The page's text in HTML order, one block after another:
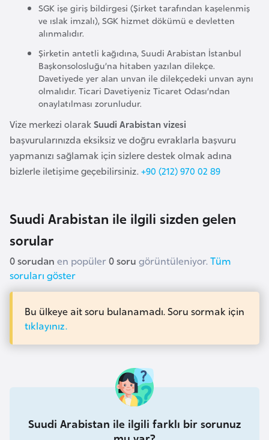
SGK işe giriş bildirgesi (Şirket tarafından kaşelenmiş
ve ıslak imzalı), SGK hizmet dökümü e devletten
alınmalıdır.
Şirketin antetli kağıdına, Suudi Arabistan İstanbul
Başkonsolosluğu’na hitaben yazılan dilekçe.
Davetiyede yer alan unvan ile dilekçedeki unvan aynı
olmalıdır. Ticari Davetiyeniz Ticaret Odası’ndan
onaylatılması zorunludur.
Vize merkezi olarakSuudi Arabistan vizesi
başvurularınızda eksiksiz ve doğru evraklarla başvuru
yapmanızı sağlamak için sizlere destek olmak adına
bizlerle iletişime geçebilirsiniz. +90 (212) 970 02 89
Suudi Arabistan ile ilgili sizden gelen
sorular
0 sorudan en popüler0 soru görüntüleniyor. Tüm
soruları göster
Bu ülkeye ait soru bulanamadı. Soru sormak için
tıklayınız.
Suudi Arabistan ile ilgili farklı bir sorunuz
B
u
l
r
i
s
t
a
n